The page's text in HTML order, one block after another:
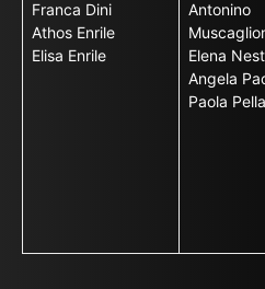
Franca Dini
Athos Enrile
Elisa Enrile
Antonino
Elena
Angela
Paola